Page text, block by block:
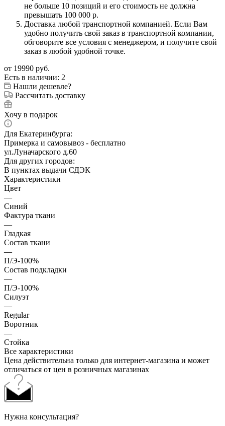
не больше 10 позиций и его стоимость не должна
превышать 100 000 р.
Доставка любой транспортной компанией. Если Вам
удобно получить свой заказ в транспортной компании,
обговорите все условия с менеджером, и получите свой
заказ в любой удобной точке.
от 19990 руб.
Есть в наличии: 2
Нашли дешевле?
Рассчитать доставку
Хочу в подарок
Для Екатеринбурга:
Примерка и самовывоз - бесплатно
ул.Луначарского д.60
Для других городов:
В пунктах выдачи СДЭК
Характеристики
Цвет
—
Синий
Фактура ткани
—
Гладкая
Состав ткани
—
П/Э-100%
Состав подкладки
—
П/Э-100%
Силуэт
—
Regular
Воротник
—
Стойка
Все характеристики
Цена действительна только для интернет-магазина и может
отличаться от цен в розничных магазинах
Нужна консультация?